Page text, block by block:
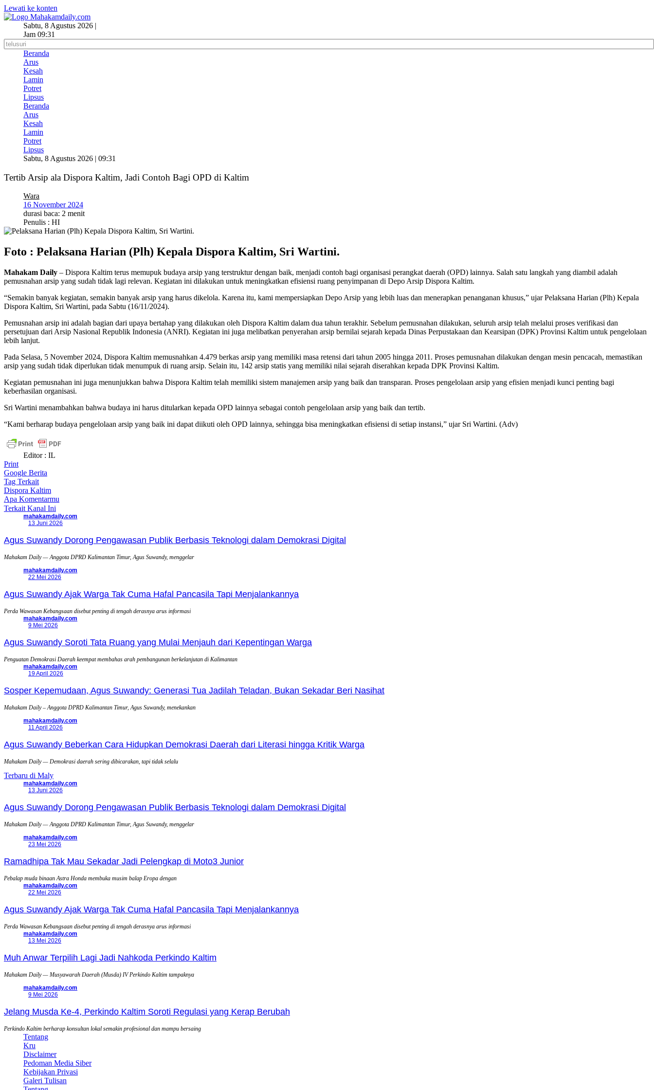
Lewati ke konten
Sabtu, 8 Agustus 2026 |
Jam 09:31
Beranda
Arus
Kesah
Lamin
Potret
Lipsus
Beranda
Arus
Kesah
Lamin
Potret
Lipsus
Sabtu, 8 Agustus 2026 | 09:31
Tertib Arsip ala Dispora Kaltim, Jadi Contoh Bagi OPD di Kaltim
Wara
16 November 2024
durasi baca: 2 menit
Penulis : HI
Foto : Pelaksana Harian (Plh) Kepala Dispora Kaltim, Sri Wartini.
Mahakam Daily – Dispora Kaltim terus memupuk budaya arsip yang terstruktur dengan baik, menjadi contoh bagi organisasi perangkat daerah (OPD) lainnya. Salah satu langkah yang diambil adalah
pemusnahan arsip yang sudah tidak lagi relevan. Kegiatan ini dilakukan untuk meningkatkan efisiensi ruang penyimpanan di Depo Arsip Dispora Kaltim.
“Semakin banyak kegiatan, semakin banyak arsip yang harus dikelola. Karena itu, kami mempersiapkan Depo Arsip yang lebih luas dan menerapkan penanganan khusus,” ujar Pelaksana Harian (Plh) Kepala
Dispora Kaltim, Sri Wartini, pada Sabtu (16/11/2024).
Pemusnahan arsip ini adalah bagian dari upaya bertahap yang dilakukan oleh Dispora Kaltim dalam dua tahun terakhir. Sebelum pemusnahan dilakukan, seluruh arsip telah melalui proses verifikasi dan
persetujuan dari Arsip Nasional Republik Indonesia (ANRI). Kegiatan ini juga melibatkan penyerahan arsip bernilai sejarah kepada Dinas Perpustakaan dan Kearsipan (DPK) Provinsi Kaltim untuk pengelolaan
lebih lanjut.
Pada Selasa, 5 November 2024, Dispora Kaltim memusnahkan 4.479 berkas arsip yang memiliki masa retensi dari tahun 2005 hingga 2011. Proses pemusnahan dilakukan dengan mesin pencacah, memastikan
arsip yang sudah tidak diperlukan tidak menumpuk di ruang arsip. Selain itu, 142 arsip statis yang memiliki nilai sejarah diserahkan kepada DPK Provinsi Kaltim.
Kegiatan pemusnahan ini juga menunjukkan bahwa Dispora Kaltim telah memiliki sistem manajemen arsip yang baik dan transparan. Proses pengelolaan arsip yang efisien menjadi kunci penting bagi
keberhasilan organisasi.
Sri Wartini menambahkan bahwa budaya ini harus ditularkan kepada OPD lainnya sebagai contoh pengelolaan arsip yang baik dan tertib.
“Kami berharap budaya pengelolaan arsip yang baik ini dapat diikuti oleh OPD lainnya, sehingga bisa meningkatkan efisiensi di setiap instansi,” ujar Sri Wartini. (Adv)
Editor : IL
Print
Google Berita
Tag Terkait
Dispora Kaltim
Apa Komentarmu
Terkait Kanal Ini
mahakamdaily.com
13 Juni 2026
Agus Suwandy Dorong Pengawasan Publik Berbasis Teknologi dalam Demokrasi Digital
Mahakam Daily — Anggota DPRD Kalimantan Timur, Agus Suwandy, menggelar
mahakamdaily.com
22 Mei 2026
Agus Suwandy Ajak Warga Tak Cuma Hafal Pancasila Tapi Menjalankannya
Perda Wawasan Kebangsaan disebut penting di tengah derasnya arus informasi
mahakamdaily.com
9 Mei 2026
Agus Suwandy Soroti Tata Ruang yang Mulai Menjauh dari Kepentingan Warga
Penguatan Demokrasi Daerah keempat membahas arah pembangunan berkelanjutan di Kalimantan
mahakamdaily.com
19 April 2026
Sosper Kepemudaan, Agus Suwandy: Generasi Tua Jadilah Teladan, Bukan Sekadar Beri Nasihat
Mahakam Daily – Anggota DPRD Kalimantan Timur, Agus Suwandy, menekankan
mahakamdaily.com
11 April 2026
Agus Suwandy Beberkan Cara Hidupkan Demokrasi Daerah dari Literasi hingga Kritik Warga
Mahakam Daily — Demokrasi daerah sering dibicarakan, tapi tidak selalu
Terbaru di Maly
mahakamdaily.com
13 Juni 2026
Agus Suwandy Dorong Pengawasan Publik Berbasis Teknologi dalam Demokrasi Digital
Mahakam Daily — Anggota DPRD Kalimantan Timur, Agus Suwandy, menggelar
mahakamdaily.com
23 Mei 2026
Ramadhipa Tak Mau Sekadar Jadi Pelengkap di Moto3 Junior
Pebalap muda binaan Astra Honda membuka musim balap Eropa dengan
mahakamdaily.com
22 Mei 2026
Agus Suwandy Ajak Warga Tak Cuma Hafal Pancasila Tapi Menjalankannya
Perda Wawasan Kebangsaan disebut penting di tengah derasnya arus informasi
mahakamdaily.com
13 Mei 2026
Muh Anwar Terpilih Lagi Jadi Nahkoda Perkindo Kaltim
Mahakam Daily — Musyawarah Daerah (Musda) IV Perkindo Kaltim tampaknya
mahakamdaily.com
9 Mei 2026
Jelang Musda Ke-4, Perkindo Kaltim Soroti Regulasi yang Kerap Berubah
Perkindo Kaltim berharap konsultan lokal semakin profesional dan mampu bersaing
Tentang
Kru
Disclaimer
Pedoman Media Siber
Kebijakan Privasi
Galeri Tulisan